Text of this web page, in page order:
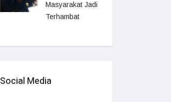
Masyarakat Jadi
Terhambat
Social Media